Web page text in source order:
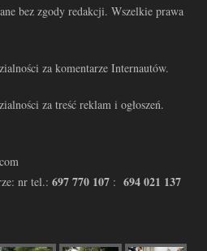
bez zgody redakcji. Wszelkie prawa
za komentarze Internautów.
za treść reklam i ogłoszeń.
nr tel.: 697 770 107 : 694 021 137